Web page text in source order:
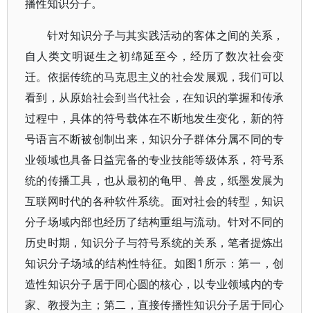
播性知识分子。
针对知识分子与其实践活动的客体之间的关系，
自人类文明诞生之初绵延至今，经历了数次社会变
迁。依据传统的马克思主义的社会发展观，我们可以
看到，从原始社会到当代社会，在知识的掌握和传承
过程中，具体的符号载体在不断地发生变化，新的符
号语言不断被创制出来，知识分子群体分属不同的专
业领域也具备日益完备的专业技能等级体系，符号系
统的传播工具，也从最初的龟甲、兽皮，纸墨发展为
互联网时代的各种软件系统。面对社会的转型，知识
分子场域内部也经历了结构重组与流动。针对不同的
历史时期，知识分子与符号系统的关系，笔者提炼出
知识分子场域的结构性特征。如图1所示：第一，创
造性知识分子居于同心圆的核心，以专业领域内的专
家、教授为主；第二，直接传播性知识分子居于同心